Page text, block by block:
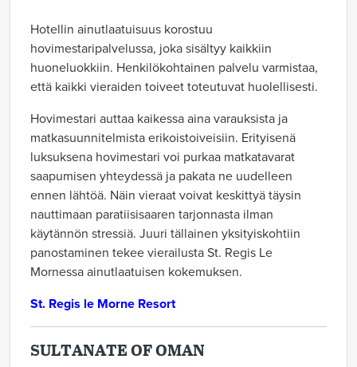
Hotellin ainutlaatuisuus korostuu
hovimestaripalvelussa, joka sisältyy kaikkiin
huoneluokkiin. Henkilökohtainen palvelu varmistaa,
että kaikki vieraiden toiveet toteutuvat huolellisesti.
Hovimestari auttaa kaikessa aina varauksista ja
matkasuunnitelmista erikoistoiveisiin. Erityisenä
luksuksena hovimestari voi purkaa matkatavarat
saapumisen yhteydessä ja pakata ne uudelleen
ennen lähtöä. Näin vieraat voivat keskittyä täysin
nauttimaan paratiisisaaren tarjonnasta ilman
käytännön stressiä. Juuri tällainen yksityiskohtiin
panostaminen tekee vierailusta St. Regis Le
Mornessa ainutlaatuisen kokemuksen.
St. Regis le Morne Resort
SULTANATE OF OMAN